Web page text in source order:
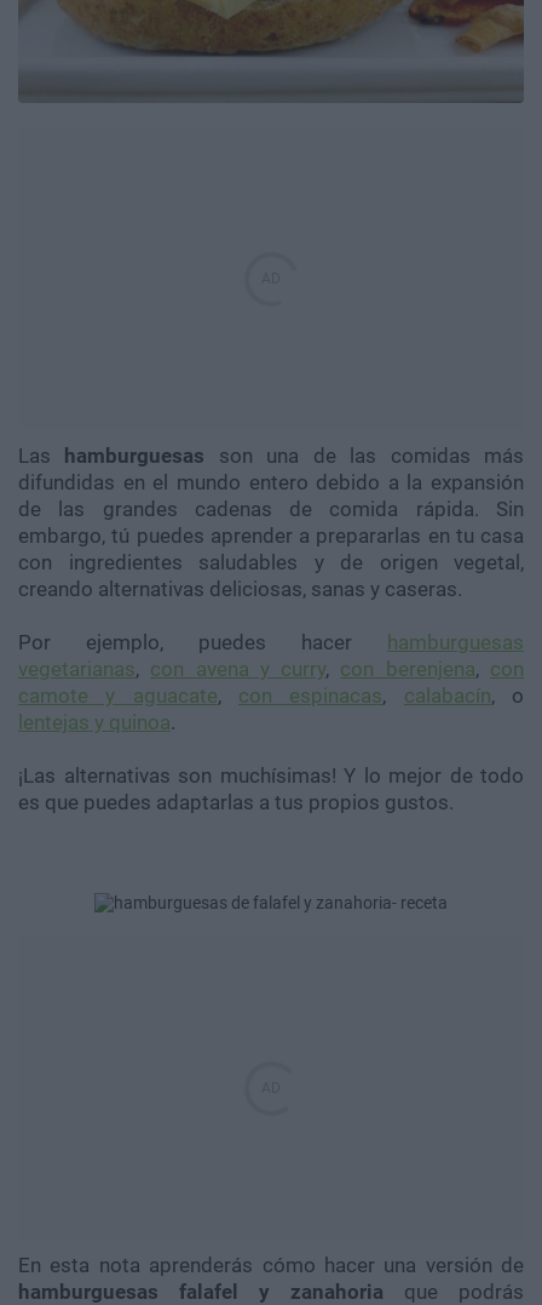
Las hamburguesas son una de las comidas más
difundidas en el mundo entero debido a la expansión
de las grandes cadenas de comida rápida. Sin
embargo, tú puedes aprender a prepararlas en tu casa
con ingredientes saludables y de origen vegetal,
creando alternativas deliciosas, sanas y caseras.
Por ejemplo, puedes hacer
hamburguesas
vegetarianas, con avena y curry, con berenjena, con
camote y aguacate, con espinacas, calabacín, o
lentejas y quinoa.
¡Las alternativas son muchísimas! Y lo mejor de todo
es que puedes adaptarlas a tus propios gustos.
En esta nota aprenderás cómo hacer una versión de
hamburguesas falafel y zanahoria que podrás